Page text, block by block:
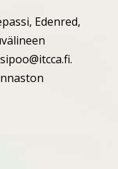
Edenred,